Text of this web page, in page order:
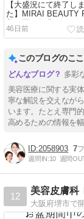
【大盛況にて終了し
た】MIRAI BEAUTY
美と医の祭典 2026
46日前
このブログのこ
多彩
美容医療に関する実
寧な解説を交えなが
います。たとえ専門
高めるための情報を
2058903 7
週間IN:10 週間
12
美容皮膚科